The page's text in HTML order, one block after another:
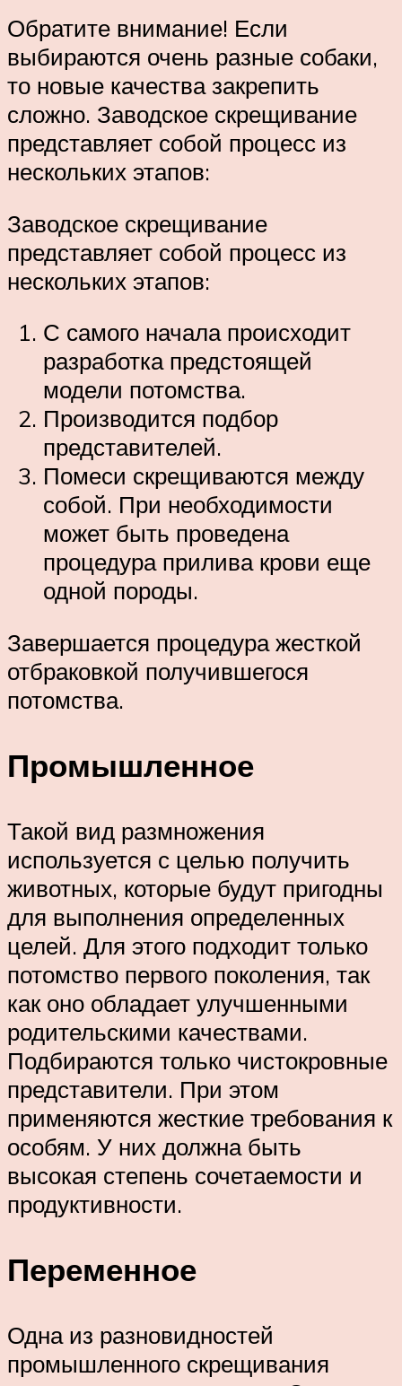
Обратите внимание! Если
выбираются очень разные собаки,
то новые качества закрепить
сложно. Заводское скрещивание
представляет собой процесс из
нескольких этапов:
Заводское скрещивание
представляет собой процесс из
нескольких этапов:
С самого начала происходит
разработка предстоящей
модели потомства.
Производится подбор
представителей.
Помеси скрещиваются между
собой. При необходимости
может быть проведена
процедура прилива крови еще
одной породы.
Завершается процедура жесткой
отбраковкой получившегося
потомства.
Промышленное
Такой вид размножения
используется с целью получить
животных, которые будут пригодны
для выполнения определенных
целей. Для этого подходит только
потомство первого поколения, так
как оно обладает улучшенными
родительскими качествами.
Подбираются только чистокровные
представители. При этом
применяются жесткие требования к
особям. У них должна быть
высокая степень сочетаемости и
продуктивности.
Переменное
Одна из разновидностей
промышленного скрещивания